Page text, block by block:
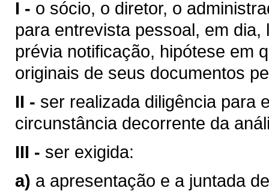
I - o sócio, o diretor, o
para entrevista pessoal, em
prévia notificação, hipótese em
originais de seus documentos
II - ser realizada diligência para
circunstância decorrente da
III - ser exigida:
a) a apresentação e a juntada